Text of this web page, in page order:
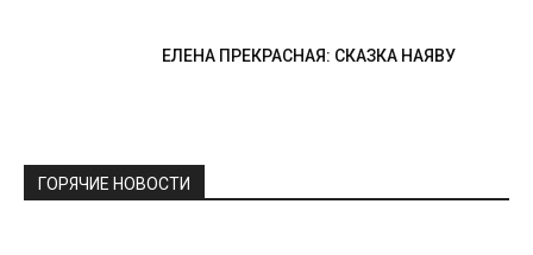
ЕЛЕНА ПРЕКРАСНАЯ: СКАЗКА НАЯВУ
ГОРЯЧИЕ НОВОСТИ